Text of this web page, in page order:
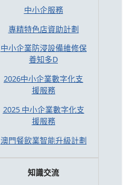
中小企服務
專精特色店資助計劃
中小企業防浸設備維修保
養知多D
2026中小企業數字化支
援服務
2025 中小企業數字化支
援服務
澳門餐飲業智能升級計劃
知識交流